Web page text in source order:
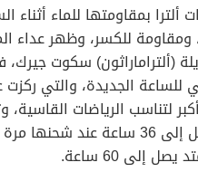
ألترا بمقاومتها للماء أثناء
ومقاومة للكسر، وظهر عداء
(ألتراماراثون) سكوت
للساعة الجديدة، والتي
لتناسب الرياضات القاسية،
بعمر بطارية يصل إلى 36 ساعة عند
إلى 60 ساعة.